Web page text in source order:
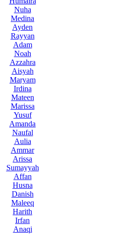
Nuha
Medina
Ayden
Rayyan
Adam
Noah
Azzahra
Aisyah
Maryam
Irdina
Mateen
Marissa
Yusuf
Amanda
Naufal
Aulia
Ammar
Arissa
Sumayyah
Affan
Husna
Danish
Maleeq
Harith
Irfan
Anaqi